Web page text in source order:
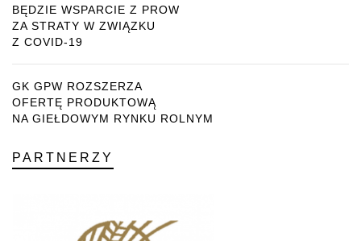
BĘDZIE WSPARCIE Z PROW
ZA STRATY W ZWIĄZKU
Z COVID-19
GK GPW ROZSZERZA
OFERTĘ PRODUKTOWĄ
NA GIEŁDOWYM RYNKU ROLNYM
PARTNERZY